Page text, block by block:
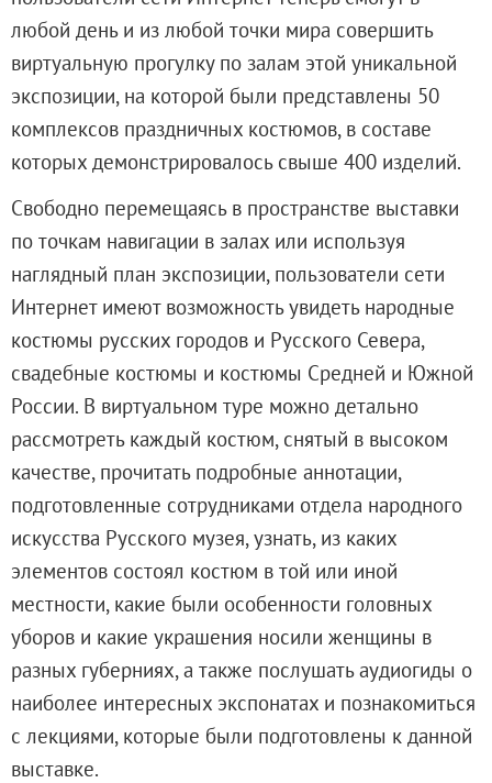
Фёдор Васильев. К 175-летию со дня
Посетителям
Справочная информация
Адреса и часы работы
О билетах, льготах и услугах
Правила посещения музея
Высказать мнение / Сообщить о проблеме
Экскурсии
Лекции и абонементы
Лекторий
Лекции
Абонементы
Доступный музей
Программы и мероприятия
Социально-культурные проекты
Для СМИ
О Музее
О музее
Генеральный директор
Дирекция
Дворцы и сады
Михайловский дворец
любой день и из любой точки мира совершить
виртуальную прогулку по залам этой уникальной
экспозиции, на которой были представлены 50
комплексов праздничных костюмов, в составе
которых демонстрировалось свыше 400 изделий.
Свободно перемещаясь в пространстве выставки
по точкам навигации в залах или используя
наглядный план экспозиции, пользователи сети
Интернет имеют возможность увидеть народные
костюмы русских городов и Русского Севера,
свадебные костюмы и костюмы Средней и Южной
России. В виртуальном туре можно детально
рассмотреть каждый костюм, снятый в высоком
качестве, прочитать подробные аннотации,
подготовленные сотрудниками отдела народного
искусства Русского музея, узнать, из каких
элементов состоял костюм в той или иной
местности, какие были особенности головных
уборов и какие украшения носили женщины в
разных губерниях, а также послушать аудиогиды о
наиболее интересных экспонатах и познакомиться
с лекциями, которые были подготовлены к данной
выставке.